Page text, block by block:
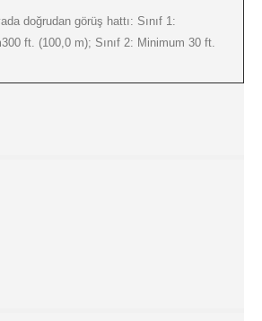
doğrudan görüş hattı: Sınıf 1:
ft. (100,0 m); Sınıf 2: Minimum 30 ft.